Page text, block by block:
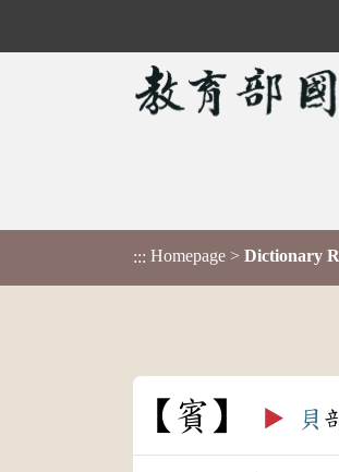
::: Homepage > Dictionary
賓 ▶️ 貝